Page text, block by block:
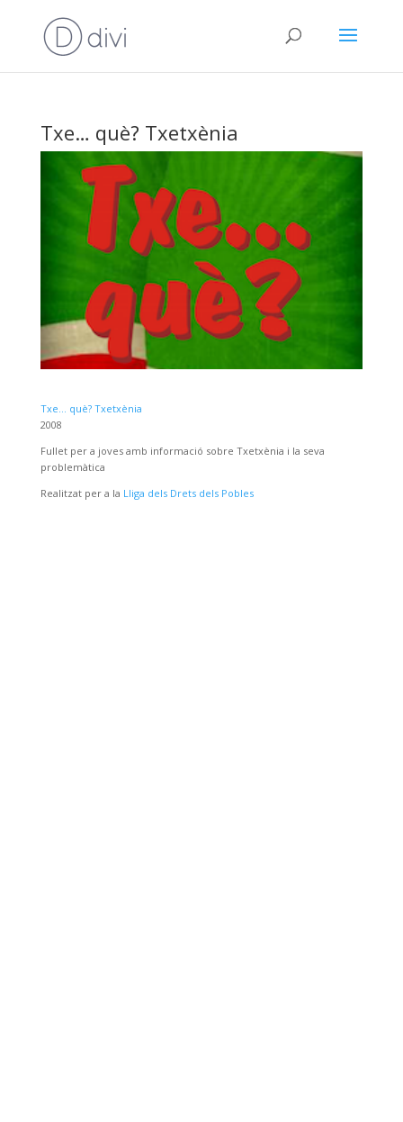
Txe… què? Txetxènia
Txe… què? Txetxènia
2008
Fullet per a joves amb informació sobre Txetxènia i la seva
problemàtica
Realitzat per a la Lliga dels Drets dels Pobles